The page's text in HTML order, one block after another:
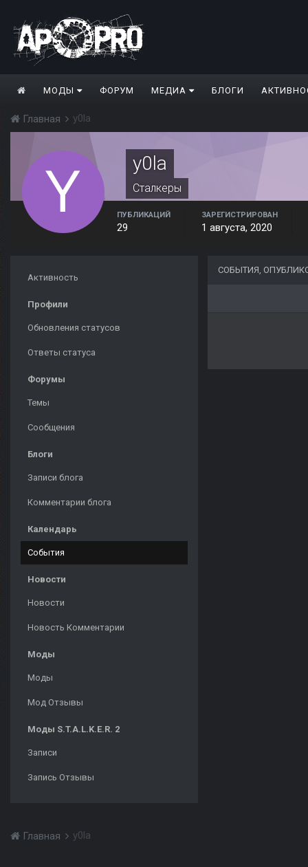
МОДЫ ФОРУМ МЕДИА БЛОГИ
Главная y0la
y0la
Сталкеры
ПУБЛИКАЦИЙ
29
ЗАРЕГИСТРИРОВАН
1 августа, 2020
Активность
Профили
Обновления статусов
Ответы статуса
Форумы
Темы
Сообщения
Блоги
Записи блога
Комментарии блога
Календарь
События
Новости
Новости
Новость Комментарии
Моды
Моды
Мод Отзывы
Моды S.T.A.L.K.E.R. 2
Записи
Запись Отзывы
СОБЫТИЯ,
Главная y0la